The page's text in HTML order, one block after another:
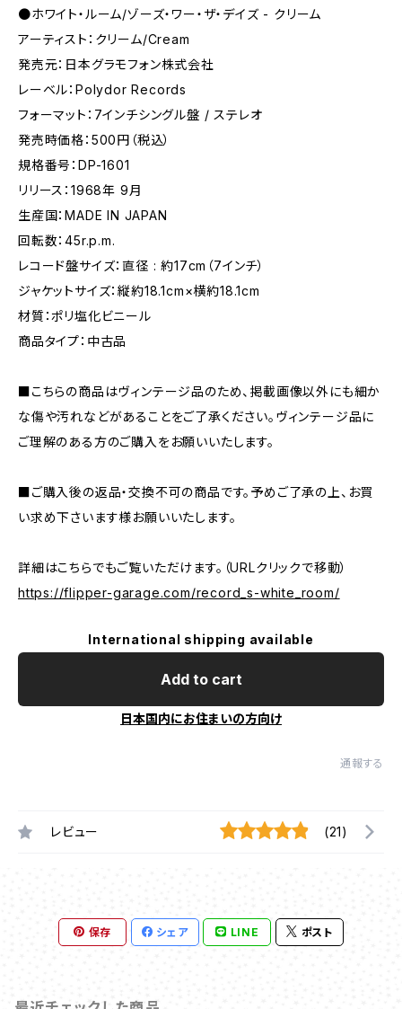
●ホワイト・ルーム/ゾーズ・ワー・ザ・デイズ - クリーム
アーティスト：クリーム/Cream
発売元：日本グラモフォン株式会社
レーベル：Polydor Records
フォーマット：7インチシングル盤 / ステレオ
発売時価格：500円（税込）
規格番号：DP-1601
リリース：1968年 9月
生産国：MADE IN JAPAN
回転数：45r.p.m.
レコード盤サイズ：直径 : 約17cm（7インチ）
ジャケットサイズ：縦約18.1cm×横約18.1cm
材質：ポリ塩化ビニール
商品タイプ：中古品
■こちらの商品はヴィンテージ品のため、掲載画像以外にも細か
な傷や汚れなどがあることをご了承ください。ヴィンテージ品に
ご理解のある方のご購入をお願いいたします。
■ご購入後の返品・交換不可の商品です。予めご了承の上、お買
い求め下さいます様お願いいたします。
詳細はこちらでもご覧いただけます。（URLクリックで移動）
https://flipper-garage.com/record_s-white_room/
International shipping available
Add to cart
日本国内にお住まいの方向け
通報する
レビュー (21)
保存 シェア LINE ポスト